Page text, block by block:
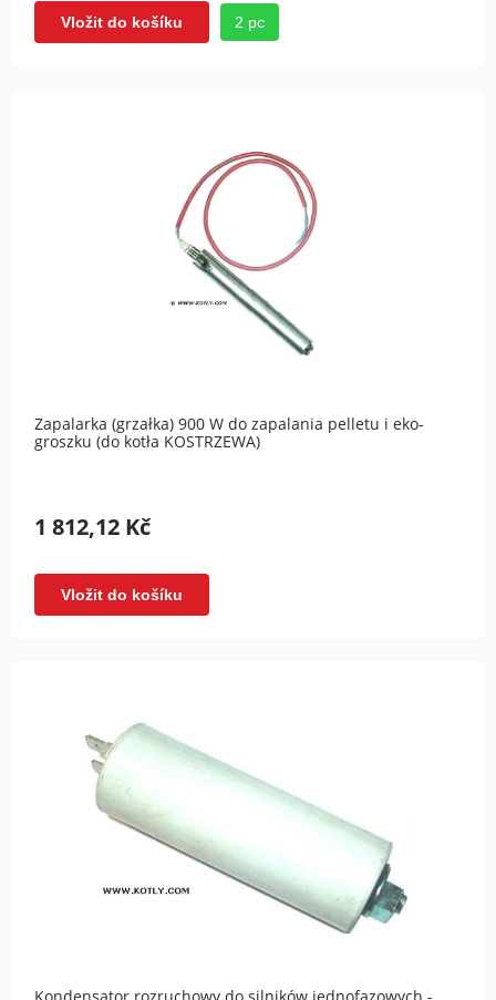
Vložit do košíku 2 pc
Zapalarka (grzałka) 900 W do zapalania pelletu i eko-
groszku (do kotła KOSTRZEWA)
1 812,12 Kč
Vložit do košíku